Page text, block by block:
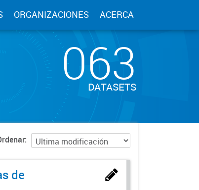
ORGANIZACIONES ACERCA
063
DATASETS
de